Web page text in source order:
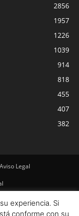
2856
1957
1226
1039
914
818
455
407
382
Aviso Legal
experiencia. Si
conforme con su